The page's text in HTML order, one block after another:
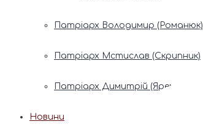
Патріарх Володимир (Романюк)
Патріарх Мстислав (Скрипник)
Патріарх Димитрій (Ярема)
Новини